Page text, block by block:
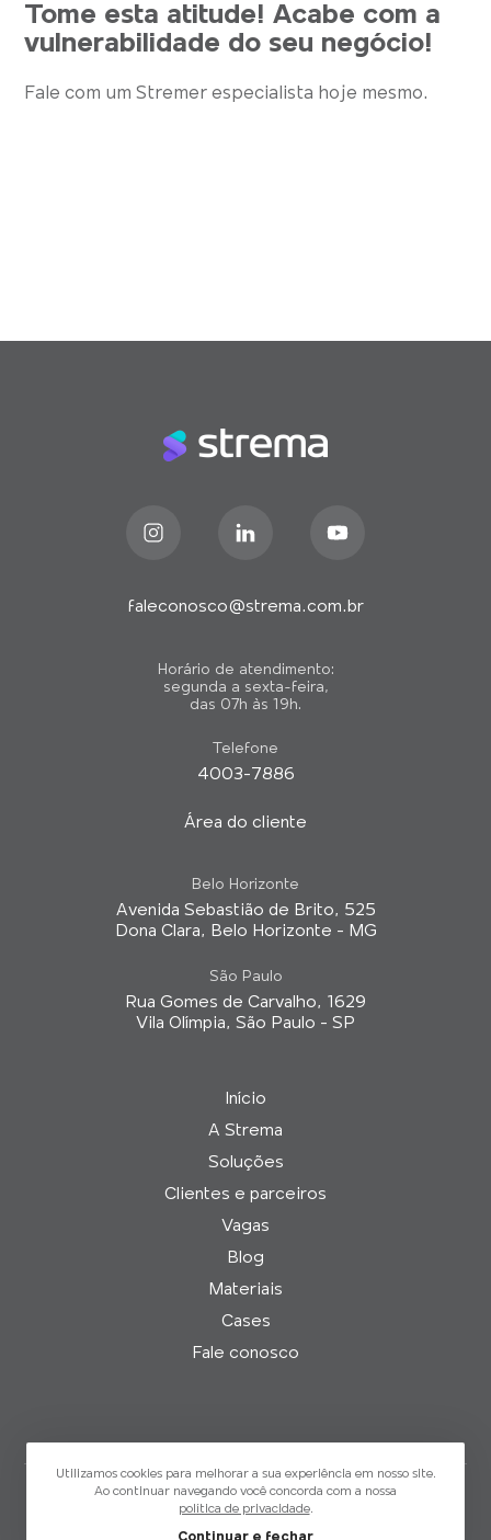
Tome esta atitude! Acabe com a
vulnerabilidade do seu negócio!
Fale com um Stremer especialista hoje mesmo.
faleconosco@strema.com.br
Horário de atendimento:
segunda a sexta-feira,
das 07h às 19h.
Telefone
4003-7886
Área do cliente
Belo Horizonte
Avenida Sebastião de Brito, 525
Dona Clara, Belo Horizonte - MG
São Paulo
Rua Gomes de Carvalho, 1629
Vila Olímpia, São Paulo - SP
Início
A Strema
Soluções
Clientes e parceiros
Vagas
Blog
Materiais
Cases
Fale conosco
Strema © 2026 Política de Privacidade
Utilizamos cookies para melhorar a sua experiência em nosso site.
Ao continuar navegando você concorda com a nossa
política de privacidade.